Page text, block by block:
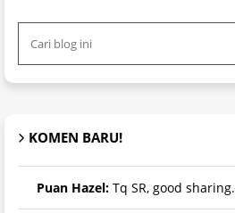
KOMEN BARU!
Puan Hazel: Tq SR, good sharing.